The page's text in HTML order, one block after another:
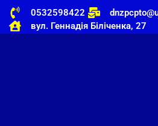
0532598422
вул. Геннадія Біліченка, 27